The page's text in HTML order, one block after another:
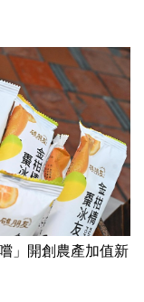
」開創農產加值新